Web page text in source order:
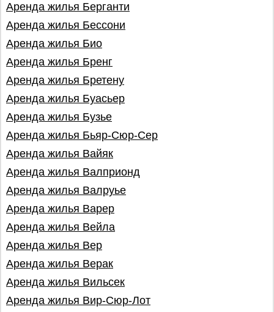
Аренда жилья Берганти
Аренда жилья Бессони
Аренда жилья Био
Аренда жилья Бренг
Аренда жилья Бретену
Аренда жилья Буасьер
Аренда жилья Бузье
Аренда жилья Бьяр-Сюр-Сер
Аренда жилья Вайяк
Аренда жилья Валприонд
Аренда жилья Валруье
Аренда жилья Варер
Аренда жилья Вейла
Аренда жилья Вер
Аренда жилья Верак
Аренда жилья Вильсек
Аренда жилья Вир-Сюр-Лот